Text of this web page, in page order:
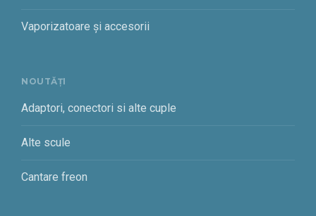
Vaporizatoare și accesorii
NOUTĂȚI
Adaptori, conectori si alte cuple
Alte scule
Cantare freon